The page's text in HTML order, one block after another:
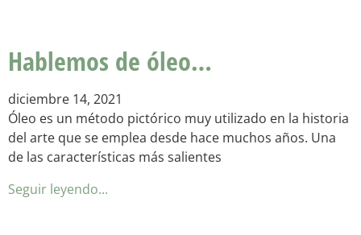
Hablemos de óleo…
diciembre 14, 2021
Óleo es un método pictórico muy utilizado en la historia
del arte que se emplea desde hace muchos años. Una
de las características más salientes
Seguir leyendo...